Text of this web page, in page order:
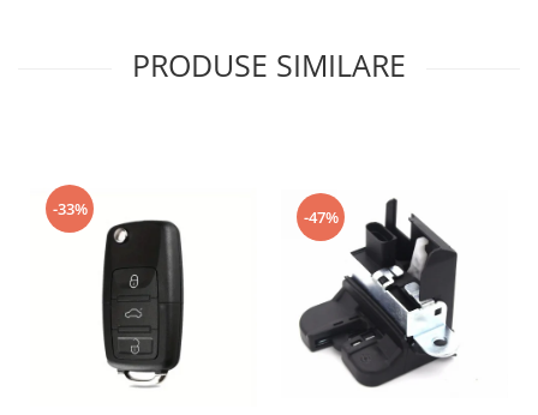
PRODUSE SIMILARE
-33% -47%